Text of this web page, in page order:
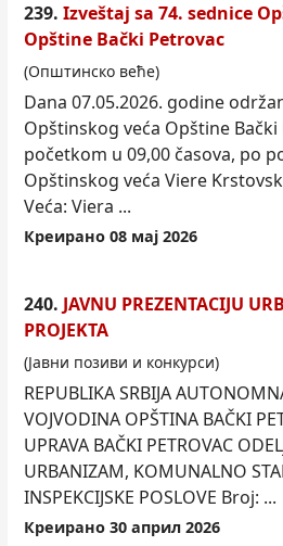
239. Izveštaj sa 74. sednice
Opštine Bački Petrovac
(Општинско веће)
Dana 07.05.2026. godine
Opštinskog veća Opštine Bački
početkom u 09,00 časova, po
Opštinskog veća Viere
Veća: Viera ...
Креирано 08 мај 2026
240. JAVNU PREZENTACIJU
PROJEKTA
(Јавни позиви и конкурси)
REPUBLIKA SRBIJA
VOJVODINA OPŠTINA BAČKI
UPRAVA BAČKI PETROVAC
URBANIZAM, KOMUNALNO
INSPEKCIJSKE POSLOVE Broj: ...
Креирано 30 април 2026